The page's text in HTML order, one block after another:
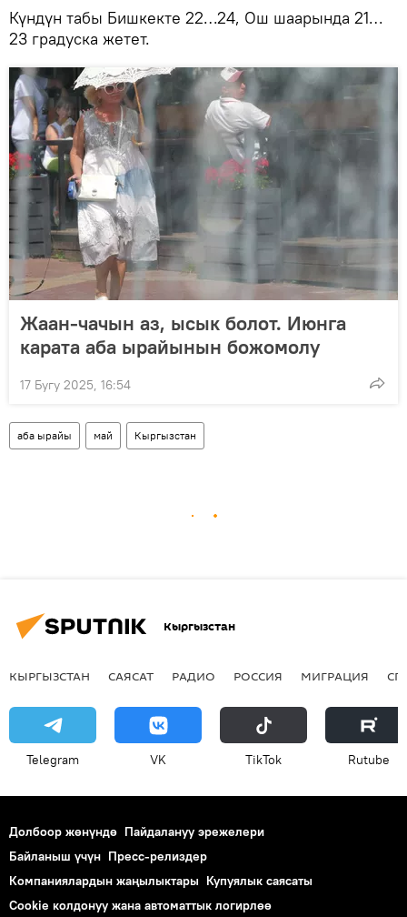
Күндүн табы Бишкекте 22…24, Ош шаарында 21…
23 градуска жетет.
Жаан-чачын аз, ысык болот. Июнга
карата аба ырайынын божомолу
17 Бугу 2025, 16:54
аба ырайы май Кыргызстан
Кыргызстан
КЫРГЫЗСТАН САЯСАТ РАДИО РОССИЯ МИГРАЦИЯ
Telegram VK ТikТоk Rutube
Долбоор жөнүндө Пайдалануу эрежелери
Байланыш үчүн Пресс-релиздер
Компаниялардын жаңылыктары Купуялык саясаты
Cookie колдонуу жана автоматтык логирлөө